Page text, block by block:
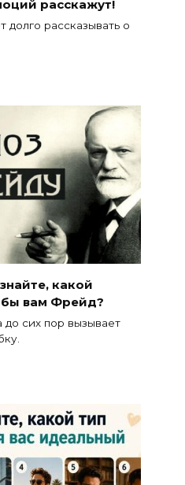
расскажут!
долго рассказывать о
какой
бы вам Фрейд?
сих пор вызывает